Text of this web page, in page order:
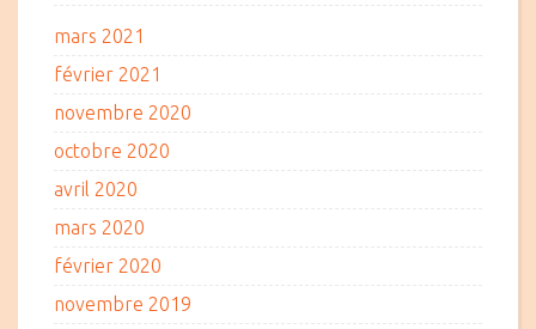
mars 2021
février 2021
novembre 2020
octobre 2020
avril 2020
mars 2020
février 2020
novembre 2019